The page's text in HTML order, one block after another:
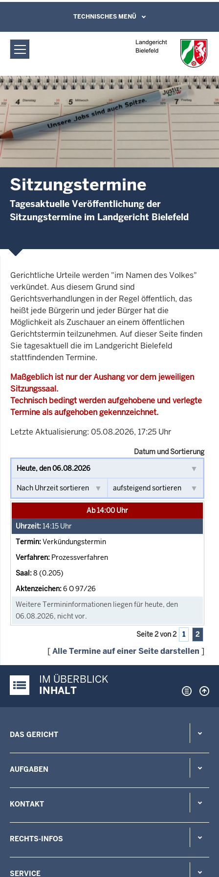
Landgericht Bielefeld: Sitzungstermine
Direkt zum Inhalt
Leichte Sprache, Gebärdensprachenvideo
und Kontaktformular
TECHNISCHES MENÜ
Sitzungstermine
Tagesaktuelle Veröffentlichung der
Sitzungstermine im Landgericht Bielefeld
Gerichtliche Urteile werden "im Namen des Volkes"
verkündet. Aus diesem Grund sind
Gerichtsverhandlungen in der Regel öffentlich, das
heißt jede Bürgerin und jeder Bürger hat die
Möglichkeit als Zuschauer an einem öffentlichen
Gerichtstermin teilzunehmen. Auf dieser Seite finden
Sie tagesaktuell die im Landgericht Bielefeld
stattfindenden Termine.
Maßgeblich ist nur der Aushang vor dem jeweiligen
Sitzungssaal.
Technisch bedingt werden aufgehobene und verlegte
Termine als aufgehoben gekennzeichnet.
Letzte Aktualisierung: 05.08.2026, 17:25 Uhr
Datum und Sortierung
Ab 14:00 Uhr
14:15 Uhr
Verkündungstermin
Prozessverfahren
8 (0.205)
6 O 97/26
Weitere Termininformationen liegen für heute, den
06.08.2026, nicht vor.
Seite 2 von 2 1 2
[Alle Termine auf einer Seite darstellen ]
Justiz-Portal im Überblick:
IM ÜBERBLICK
INHALT
DAS GERICHT
AUFGABEN
KONTAKT
RECHTS-INFOS
SERVICE